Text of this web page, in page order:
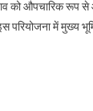
को औपचारिक रूप से
परियोजना में मुख्य